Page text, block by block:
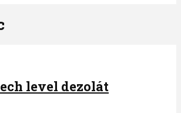
level dezolát